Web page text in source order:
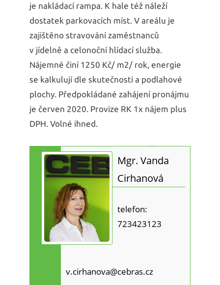
je nakládací rampa. K hale též náleží
dostatek parkovacích míst. V areálu je
zajištěno stravování zaměstnanců
v jídelně a celonoční hlídací služba.
Nájemné činí 1250 Kč/ m2/ rok, energie
se kalkulují dle skutečnosti a podlahové
plochy. Předpokládané zahájení pronájmu
je červen 2020. Provize RK 1x nájem plus
DPH. Volné ihned.
Mgr. Vanda
Cirhanová
telefon:
723423123
v.cirhanova@cebras.cz